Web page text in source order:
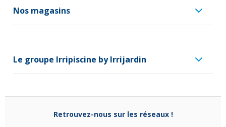
Nos magasins
Le groupe Irripiscine by Irrijardin
Retrouvez-nous sur les réseaux !